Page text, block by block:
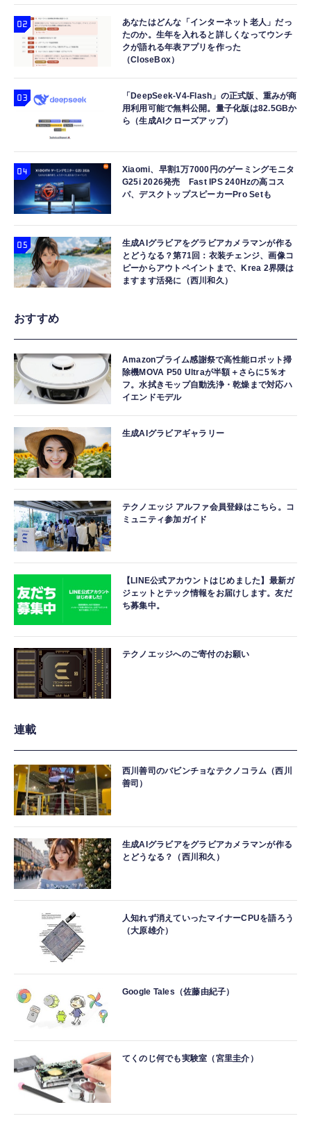
あなたはどんな「インターネット老人」だっ
たのか。生年を入れると詳しくなってウンチ
クが語れる年表アプリを作った
（CloseBox）
「DeepSeek-V4-Flash」の正式版、重みが商
用利用可能で無料公開。量子化版は82.5GBか
ら（生成AIクローズアップ）
Xiaomi、早割1万7000円のゲーミングモニタ
G25i 2026発売 Fast IPS 240Hzの高コス
パ、デスクトップスピーカーPro Setも
生成AIグラビアをグラビアカメラマンが作る
とどうなる？第71回：衣装チェンジ、画像コ
ピーからアウトペイントまで、Krea 2界隈は
ますます活発に（西川和久）
おすすめ
Amazonプライム感謝祭で高性能ロボット掃
除機MOVA P50 Ultraが半額＋さらに5％オ
フ。水拭きモップ自動洗浄・乾燥まで対応ハ
イエンドモデル
生成AIグラビアギャラリー
テクノエッジ アルファ会員登録はこちら。コ
ミュニティ参加ガイド
【LINE公式アカウントはじめました】最新ガ
ジェットとテック情報をお届けします。友だ
ち募集中。
テクノエッジへのご寄付のお願い
連載
西川善司のバビンチョなテクノコラム（西川
善司）
生成AIグラビアをグラビアカメラマンが作る
とどうなる？（西川和久）
人知れず消えていったマイナーCPUを語ろう
（大原雄介）
Google Tales（佐藤由紀子）
てくのじ何でも実験室（宮里圭介）